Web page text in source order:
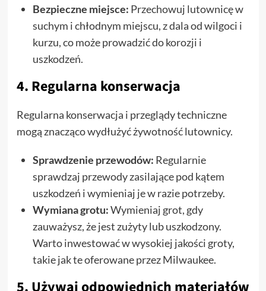
Bezpieczne miejsce: Przechowuj lutownicę w
suchym i chłodnym miejscu, z dala od wilgoci i
kurzu, co może prowadzić do korozji i
uszkodzeń.
4. Regularna konserwacja
Regularna konserwacja i przeglądy techniczne
mogą znacząco wydłużyć żywotność lutownicy.
Sprawdzenie przewodów: Regularnie
sprawdzaj przewody zasilające pod kątem
uszkodzeń i wymieniaj je w razie potrzeby.
Wymiana grotu:Wymieniaj grot, gdy
zauważysz, że jest zużyty lub uszkodzony.
Warto inwestować w wysokiej jakości groty,
takie jak te oferowane przez Milwaukee.